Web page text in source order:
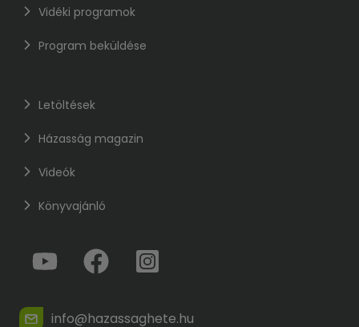
Vidéki programok
Program beküldése
Letöltések
Házasság magazin
Videók
Könyvajánló
info@hazassaghete.hu